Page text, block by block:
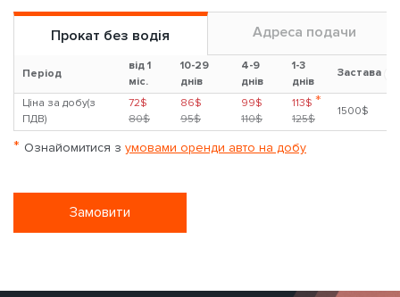
Прокат без водія Адреса подачи
Період
від 1
міс.
10-29
днів
4-9
днів
1-3
днів
Застава
Ціна за добу(з
ПДВ)
72$
80$
86$
95$
99$
110$
113$ *
125$
1500$
* Ознайомитися з умовами оренди авто на добу
Замовити